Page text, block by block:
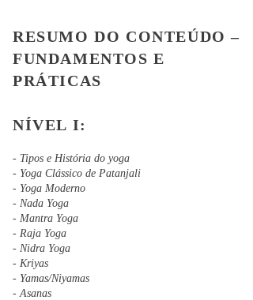
RESUMO DO CONTEÚDO –
FUNDAMENTOS E
PRÁTICAS
NÍVEL I:
- Tipos e História do yoga
- Yoga Clássico de Patanjali
- Yoga Moderno
- Nada Yoga
- Mantra Yoga
- Raja Yoga
- Nidra Yoga
- Kriyas
- Yamas/Niyamas
- Asanas